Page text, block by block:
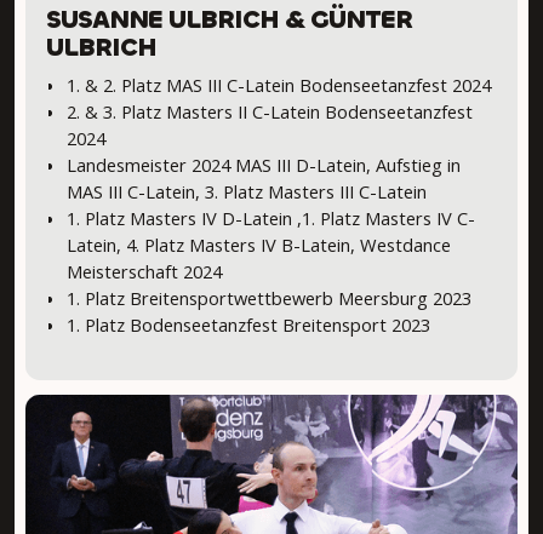
SUSANNE ULBRICH & GÜNTER
ULBRICH
1. & 2. Platz MAS III C-Latein Bodenseetanzfest 2024
2. & 3. Platz Masters II C-Latein Bodenseetanzfest
2024
Landesmeister 2024 MAS III D-Latein, Aufstieg in
MAS III C-Latein, 3. Platz Masters III C-Latein
1. Platz Masters IV D-Latein ,1. Platz Masters IV C-
Latein, 4. Platz Masters IV B-Latein, Westdance
Meisterschaft 2024
1. Platz Breitensportwettbewerb Meersburg 2023
1. Platz Bodenseetanzfest Breitensport 2023